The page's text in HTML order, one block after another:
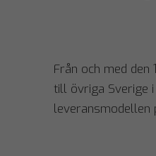
Från och med
till övriga Sverige
leveransmodellen